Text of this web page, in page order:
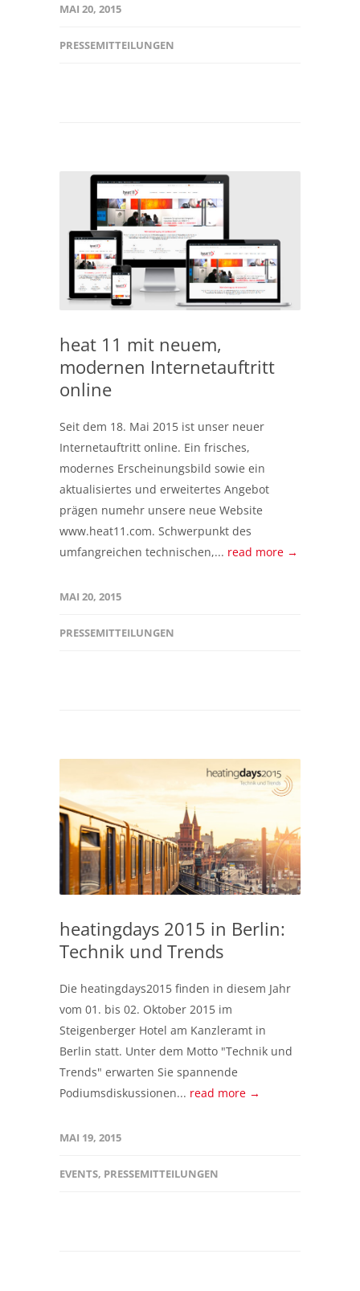
MAI 20, 2015
PRESSEMITTEILUNGEN
heat 11 mit neuem,
modernen Internetauftritt
online
Seit dem 18. Mai 2015 ist unser neuer
Internetauftritt online. Ein frisches,
modernes Erscheinungsbild sowie ein
aktualisiertes und erweitertes Angebot
prägen numehr unsere neue Website
www.heat11.com. Schwerpunkt des
umfangreichen technischen,... read more →
MAI 20, 2015
PRESSEMITTEILUNGEN
heatingdays 2015 in Berlin:
Technik und Trends
Die heatingdays2015 finden in diesem Jahr
vom 01. bis 02. Oktober 2015 im
Steigenberger Hotel am Kanzleramt in
Berlin statt. Unter dem Motto "Technik und
Trends" erwarten Sie spannende
Podiumsdiskussionen... read more →
MAI 19, 2015
EVENTS, PRESSEMITTEILUNGEN